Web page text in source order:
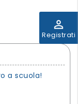
perm_identity
Registrati
a scuola!